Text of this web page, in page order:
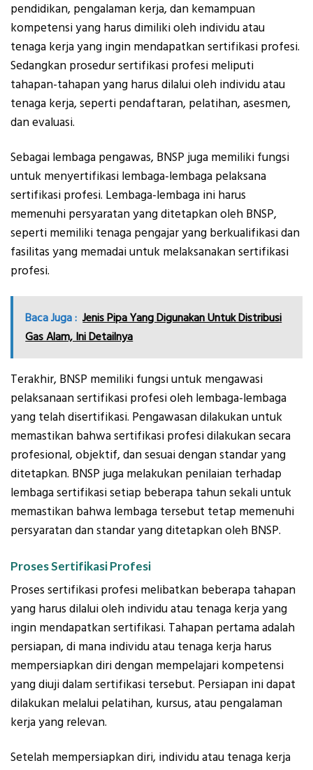
pendidikan, pengalaman kerja, dan kemampuan
kompetensi yang harus dimiliki oleh individu atau
tenaga kerja yang ingin mendapatkan sertifikasi profesi.
Sedangkan prosedur sertifikasi profesi meliputi
tahapan-tahapan yang harus dilalui oleh individu atau
tenaga kerja, seperti pendaftaran, pelatihan, asesmen,
dan evaluasi.
Sebagai lembaga pengawas, BNSP juga memiliki fungsi
untuk menyertifikasi lembaga-lembaga pelaksana
sertifikasi profesi. Lembaga-lembaga ini harus
memenuhi persyaratan yang ditetapkan oleh BNSP,
seperti memiliki tenaga pengajar yang berkualifikasi dan
fasilitas yang memadai untuk melaksanakan sertifikasi
profesi.
Baca Juga : Jenis Pipa Yang Digunakan Untuk Distribusi
Gas Alam, Ini Detailnya
Terakhir, BNSP memiliki fungsi untuk mengawasi
pelaksanaan sertifikasi profesi oleh lembaga-lembaga
yang telah disertifikasi. Pengawasan dilakukan untuk
memastikan bahwa sertifikasi profesi dilakukan secara
profesional, objektif, dan sesuai dengan standar yang
ditetapkan. BNSP juga melakukan penilaian terhadap
lembaga sertifikasi setiap beberapa tahun sekali untuk
memastikan bahwa lembaga tersebut tetap memenuhi
persyaratan dan standar yang ditetapkan oleh BNSP.
Proses Sertifikasi Profesi
Proses sertifikasi profesi melibatkan beberapa tahapan
yang harus dilalui oleh individu atau tenaga kerja yang
ingin mendapatkan sertifikasi. Tahapan pertama adalah
persiapan, di mana individu atau tenaga kerja harus
mempersiapkan diri dengan mempelajari kompetensi
yang diuji dalam sertifikasi tersebut. Persiapan ini dapat
dilakukan melalui pelatihan, kursus, atau pengalaman
kerja yang relevan.
Setelah mempersiapkan diri, individu atau tenaga kerja